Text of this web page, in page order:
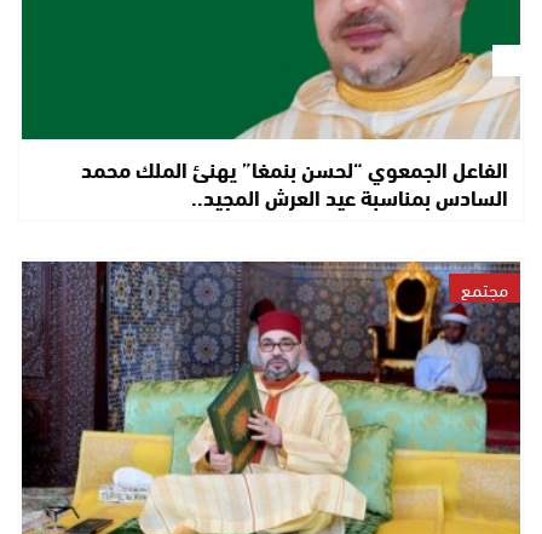
الفاعل الجمعوي “لحسن بنمغا” يهنئ الملك محمد
السادس بمناسبة عيد العرش المجيد..
مجتمع